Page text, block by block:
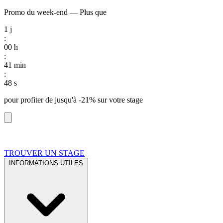
Promo du week-end — Plus que
1 j
:
00 h
:
41 min
:
47 s
pour profiter de jusqu'à -21% sur votre stage
TROUVER UN STAGE
INFORMATIONS UTILES